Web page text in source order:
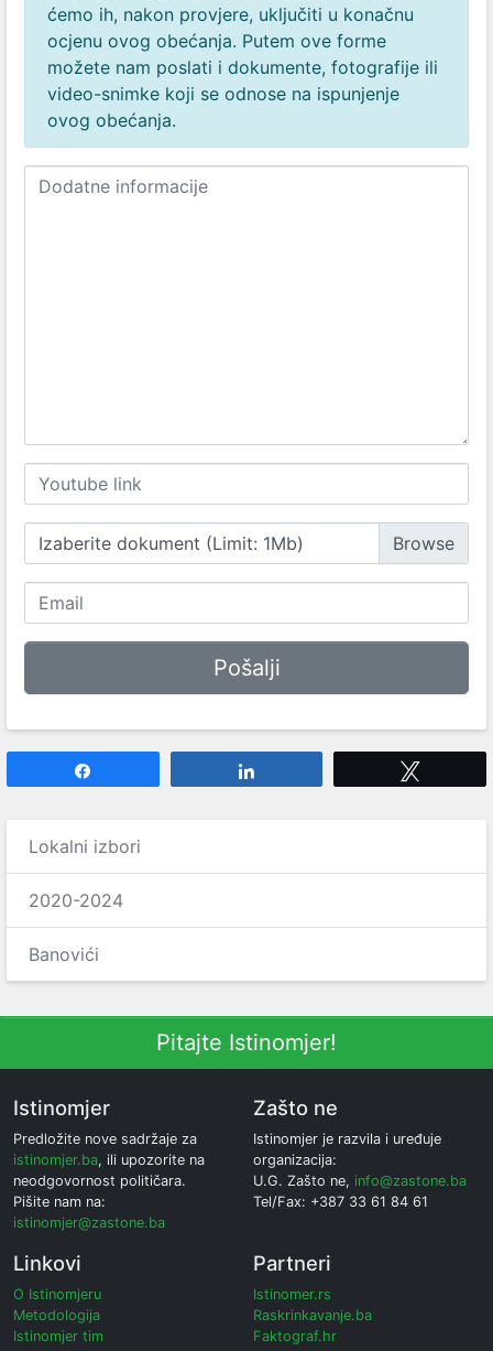
ćemo ih, nakon provjere, uključiti u konačnu
ocjenu ovog obećanja. Putem ove forme
možete nam poslati i dokumente, fotografije ili
video-snimke koji se odnose na ispunjenje
ovog obećanja.
Izaberite dokument (Limit: 1Mb)
Lokalni izbori
2020-2024
Banovići
Pitajte Istinomjer!
Istinomjer
Predložite nove sadržaje za
istinomjer.ba, ili upozorite na
neodgovornost političara.
Pišite nam na:
istinomjer@zastone.ba
Zašto ne
Istinomjer je razvila i uređuje
organizacija:
U.G. Zašto ne, info@zastone.ba
Tel/Fax: +387 33 61 84 61
Linkovi
O Istinomjeru
Metodologija
Istinomjer tim
Partneri
Istinomer.rs
Raskrinkavanje.ba
Faktograf.hr